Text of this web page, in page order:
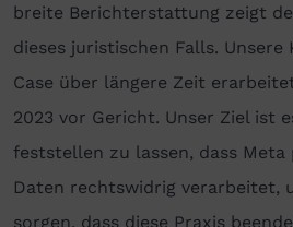
breite Berichterstattung zeigt
dieses juristischen Falls. Unsere
Case über längere Zeit
2023 vor Gericht. Unser Ziel ist
feststellen zu lassen, dass Meta
Daten rechtswidrig verarbeitet,
sorgen, dass diese Praxis